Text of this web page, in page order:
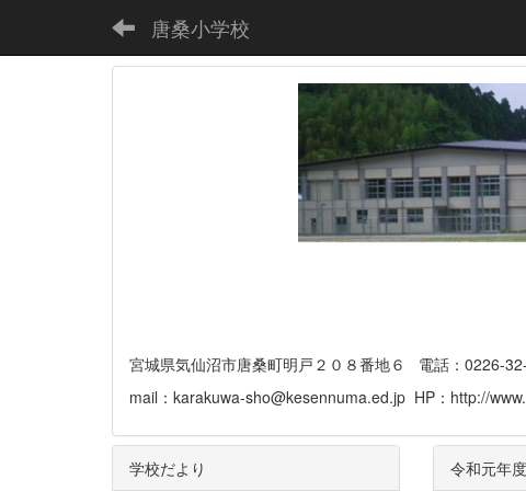
唐桑小学校
宮城県気仙沼市唐桑町明戸２０８番地６ 電話：0226-
mail：karakuwa-sho@kesennuma.ed.jp HP：http://
令和元年
学校だより